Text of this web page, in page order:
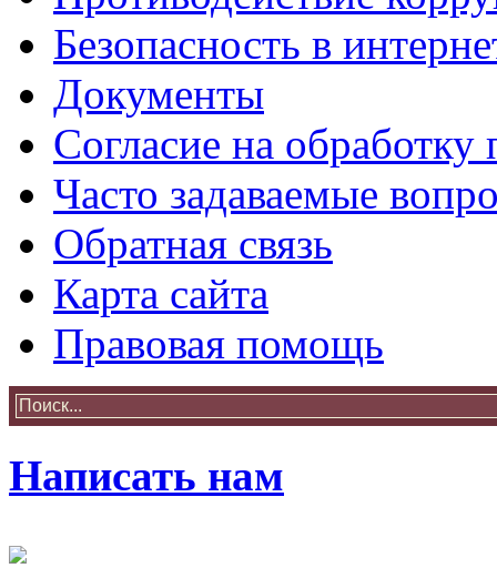
Безопасность в
Документы
Согласие на
Часто задаваемые
Обратная связь
Карта сайта
Правовая помощь
Написать нам